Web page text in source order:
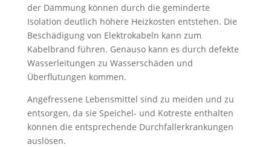
der Dämmung können durch die geminderte
Isolation deutlich höhere Heizkosten entstehen. Die
Beschädigung von Elektrokabeln kann zum
Kabelbrand führen. Genauso kann es durch defekte
Wasserleitungen zu Wasserschäden und
Überflutungen kommen.
Angefressene Lebensmittel sind zu meiden und zu
entsorgen, da sie Speichel- und Kotreste enthalten
können die entsprechende Durchfallerkrankungen
auslösen.